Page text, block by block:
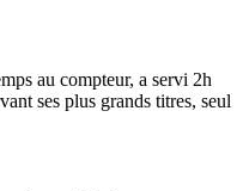
au compteur, a servi 2h
ses plus grands titres, seul